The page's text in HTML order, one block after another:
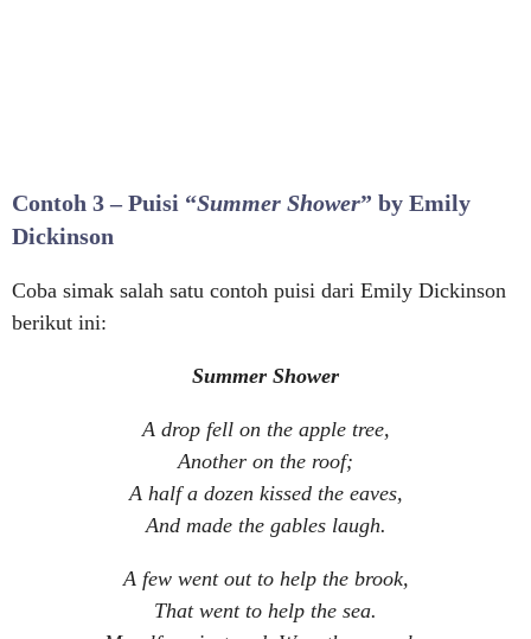
Contoh 3 – Puisi “Summer Shower” by Emily
Dickinson
Coba simak salah satu contoh puisi dari Emily Dickinson
berikut ini:
Summer Shower
A drop fell on the apple tree,
Another on the roof;
A half a dozen kissed the eaves,
And made the gables laugh.
A few went out to help the brook,
That went to help the sea.